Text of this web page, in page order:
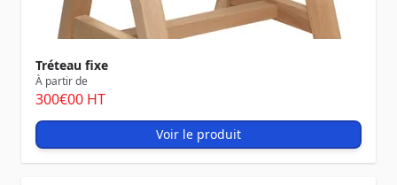
Tréteau fixe
À partir de
300€00 HT
Voir le produit